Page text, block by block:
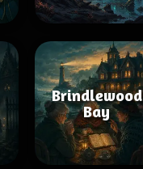
Brindlewood
Bay